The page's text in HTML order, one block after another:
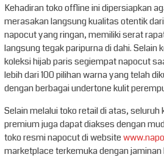
Kehadiran toko offline ini dipersiapkan
merasakan langsung kualitas otentik
napocut yang ringan, memiliki serat
langsung tegak paripurna di dahi. Selain
koleksi hijab paris segiempat napocut
lebih dari 100 pilihan warna yang telah
dengan berbagai undertone kulit
Selain melalui toko retail di atas, seluruh
premium juga dapat diakses dengan
toko resmi napocut di website
marketplace terkemuka dengan jaminan